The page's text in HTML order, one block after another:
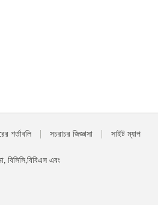
শর্তাবলি সচরাচর জিজ্ঞাসা সাইট ম্যাপ
বিসিসি,বিবিএস এবং